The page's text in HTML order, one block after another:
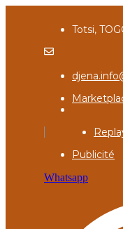
Totsi,
Publicité
Whatsapp